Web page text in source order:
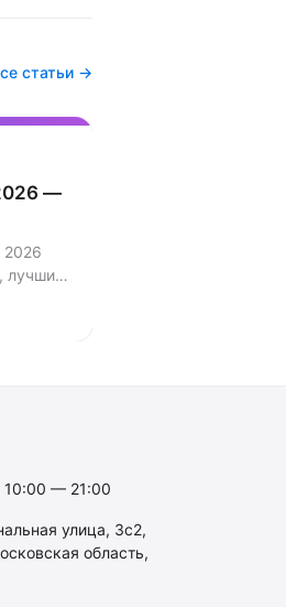
статьи →
—
2026
лучшие
10:00 — 21:00
улица, 3с2,
область,